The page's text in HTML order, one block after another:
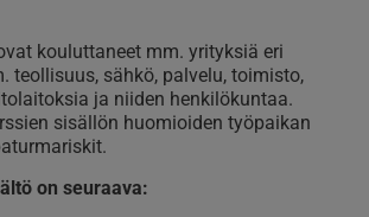
kouluttaneet mm. yrityksiä eri
teollisuus, sähkö, palvelu, toimisto,
ja niiden henkilökuntaa.
sisällön huomioiden työpaikan
on seuraava: